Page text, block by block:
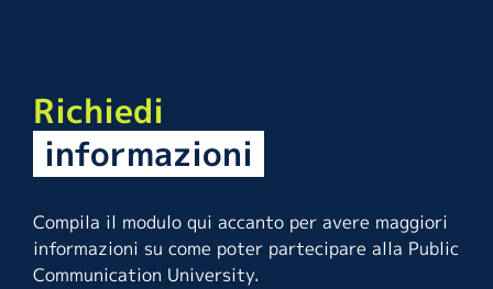
Richiedi
informazioni
Compila il modulo qui accanto per avere maggiori
informazioni su come poter partecipare alla Public
Communication University.